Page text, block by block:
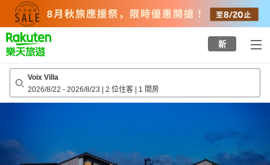
top
page
新
Voix Villa
2026/8/22 - 2026/8/23 | 2 位住客 | 1 間房